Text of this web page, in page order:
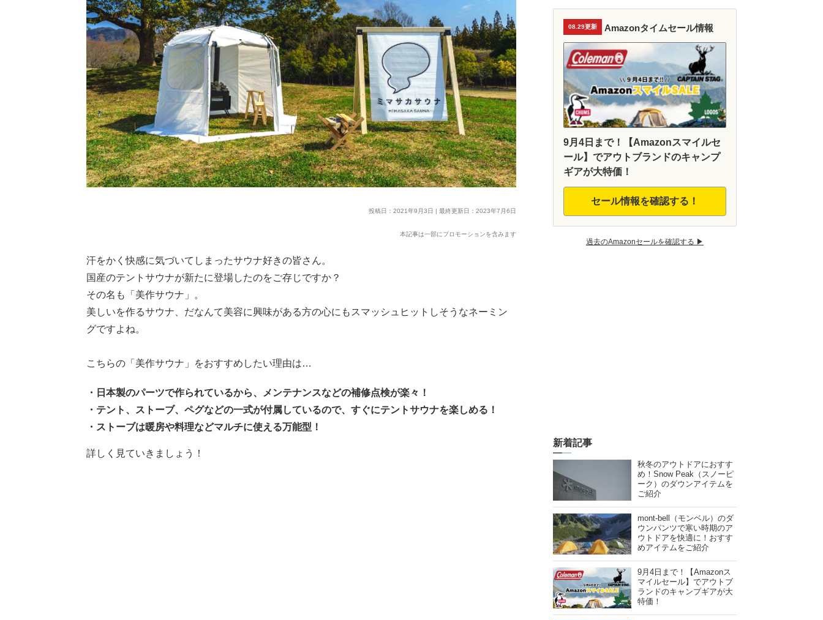
投稿日：2021年9月3日 | 最終更新日：2023年7月6日
本記事は一部にプロモーションを含みます
汗をかく快感に気づいてしまったサウナ好きの皆さん。
国産のテントサウナが新たに登場したのをご存じですか？
その名も「美作サウナ」。
美しいを作るサウナ、だなんて美容に興味がある方の心にもスマッシュヒットしそうなネーミン
グですよね。
こちらの「美作サウナ」をおすすめしたい理由は…
・日本製のパーツで作られているから、メンテナンスなどの補修点検が楽々！
・テント、ストーブ、ペグなどの一式が付属しているので、すぐにテントサウナを楽しめる！
・ストーブは暖房や料理などマルチに使える万能型！
詳しく見ていきましょう！
08.29更新 Amazonタイムセール情報
9月4日まで！【Amazonスマイルセ
ール】でアウトブランドのキャンプ
ギアが大特価！
セール情報を確認する！
過去のAmazonセールを確認する ▶︎
新着記事
秋冬のアウトドアにおすす
め！Snow Peak（スノーピ
ーク）のダウンアイテムを
ご紹介
mont-bell（モンベル）のダ
ウンパンツで寒い時期のア
ウトドアを快適に！おすす
めアイテムをご紹介
9月4日まで！【Amazonス
マイルセール】でアウトブ
ランドのキャンプギアが大
特価！